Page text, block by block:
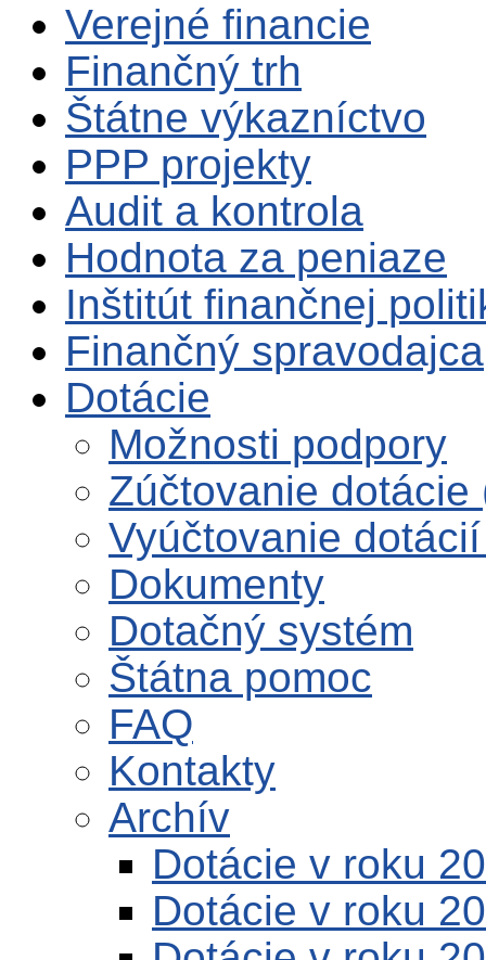
Verejné financie
Finančný trh
Štátne výkazníctvo
PPP projekty
Audit a kontrola
Hodnota za peniaze
Inštitút finančnej
Finančný spravodajca
Dotácie
Možnosti podpory
Zúčtovanie dotácie
Vyúčtovanie
Dokumenty
Dotačný systém
Štátna pomoc
FAQ
Kontakty
Archív
Dotácie v roku
Dotácie v roku